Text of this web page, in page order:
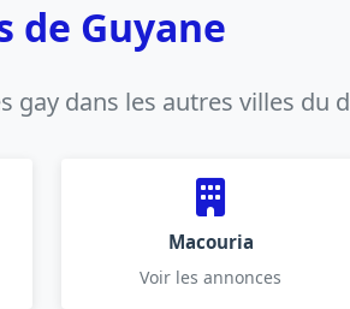
de Guyane
gay dans les autres villes du
Macouria
Voir les annonces